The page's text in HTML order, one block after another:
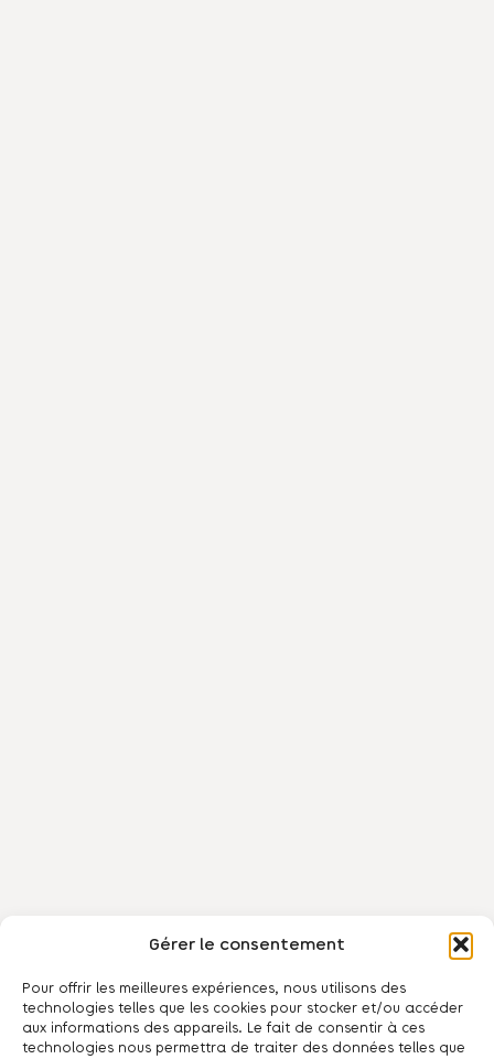
Gérer le consentement
Pour offrir les meilleures expériences, nous utilisons des
technologies telles que les cookies pour stocker et/ou accéder
aux informations des appareils. Le fait de consentir à ces
technologies nous permettra de traiter des données telles que